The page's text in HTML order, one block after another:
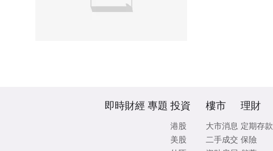
即時財經 專題 投資
港股
美股
樓市
大市消息
二手成交
理財
定期存款
保險